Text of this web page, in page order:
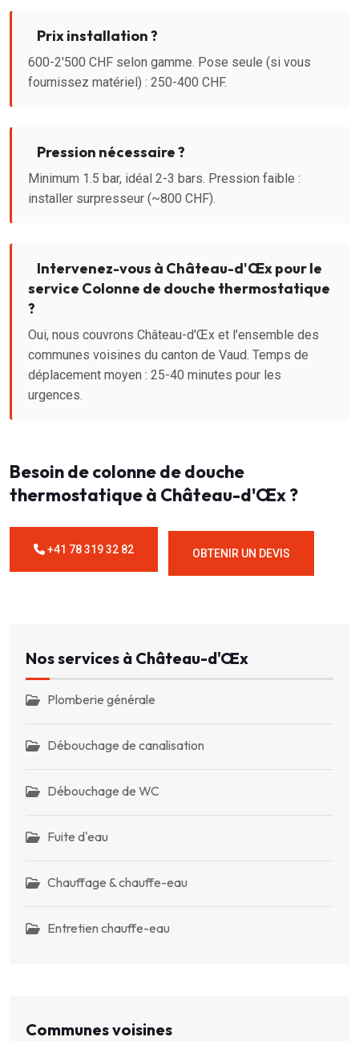
Prix installation ?
600-2'500 CHF selon gamme. Pose seule (si vous
fournissez matériel) : 250-400 CHF.
Pression nécessaire ?
Minimum 1.5 bar, idéal 2-3 bars. Pression faible :
installer surpresseur (~800 CHF).
Intervenez-vous à Château-d'Œx pour le
service Colonne de douche thermostatique
?
Oui, nous couvrons Château-d'Œx et l'ensemble des
communes voisines du canton de Vaud. Temps de
déplacement moyen : 25-40 minutes pour les
urgences.
Besoin de colonne de douche
thermostatique à Château-d'Œx ?
+41 78 319 32 82 OBTENIR UN DEVIS
Nos services à Château-d'Œx
Plomberie générale
Débouchage de canalisation
Débouchage de WC
Fuite d'eau
Chauffage & chauffe-eau
Entretien chauffe-eau
Communes voisines